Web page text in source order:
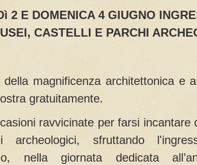
2 E DOMENICA 4 GIUGNO
CASTELLI E PARCHI
della magnificenza architettonica e
gratuitamente.
ravvicinate per farsi incantare
archeologici, sfruttando
nella giornata dedicata